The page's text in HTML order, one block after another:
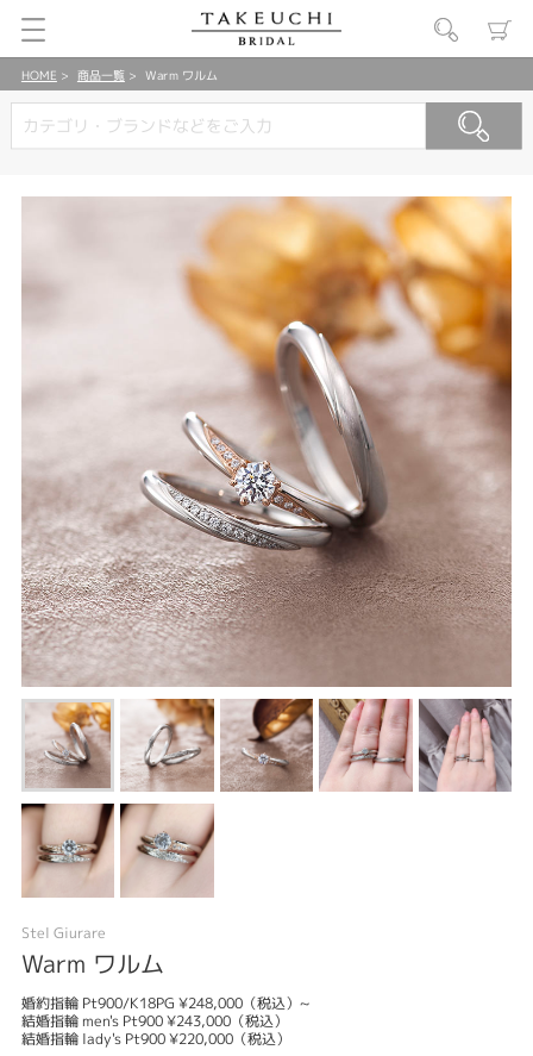
HOME 商品一覧 Warm ワルム
Stel Giurare
Warm ワルム
婚約指輪 Pt900/K18PG ¥248,000（税込）~
結婚指輪 men's Pt900 ¥243,000（税込）
結婚指輪 lady's Pt900 ¥220,000（税込）